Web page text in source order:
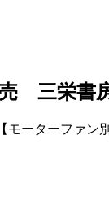
三栄書
ーターファン